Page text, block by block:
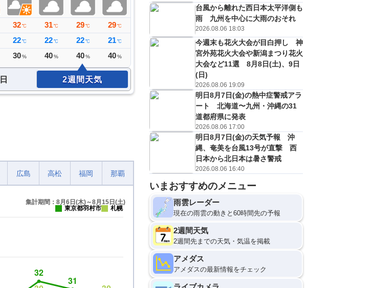
32℃
22℃
30%
31 ℃
22 ℃
40 %
29 ℃
22 ℃
40 %
29 ℃
21 ℃
40 %
℃ 21
31 ℃
22℃
40%
29℃
22℃
30%
B
C
低
？
2週間天気
広島 高松 福岡 那覇
集計期間：8月6日(木)～8月15日(土)
東京都羽村市
札幌
台風から離れた西日本太平洋側も
雨 九州を中心に大雨のおそれ
2026.08.06 18:03
今週末も花火大会が目白押し 神
宮外苑花火大会や新潟まつり花火
大会など11選 8月8日(土)、9日
(日)
2026.08.06 19:09
明日8月7日(金)の熱中症警戒アラ
ート 北海道〜九州・沖縄の31
道都府県に発表
2026.08.06 17:00
明日8月7日(金)の天気予報 沖
縄、奄美を台風13号が直撃 西
日本から北日本は暑さ警戒
2026.08.06 16:40
いまおすすめのメニュー
雨雲レーダー
現在の雨雲の動きと60時間先の予報
2週間天気
2週間先までの天気・気温を掲載
アメダス
アメダスの最新情報をチェック